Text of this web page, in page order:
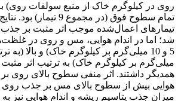
روی در کیلوگرم خاک از منبع سولفات روی)
تمام سطوح فوق (در مجموع 9
تیمارهای اعمال‌شده موجب اثر مثبت بر
شد؛ اما در اندام هوایی، مس و روی در
میلی‌گرم بر کیلوگرم خاک) به ترتیب اثر
همدیگر داشتند. اثر منفی سطوح بالای روی
هوایی بیش از سطوح بالای مس بر جذب روی
میزان جذب پتاسیم ریشه و اندام‌ هوایی نیز